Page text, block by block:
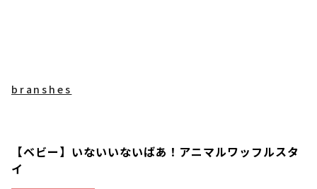
branshes
【ベビー】いないいないばあ！アニマルワッフルスタ
イ